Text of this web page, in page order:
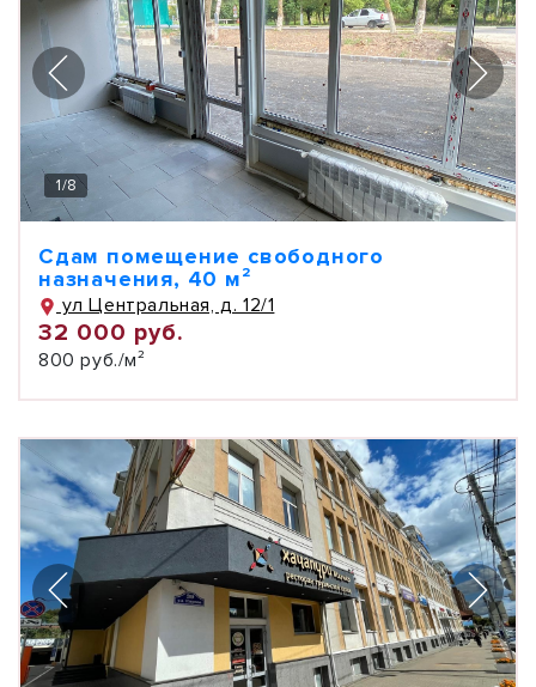
1/8
Сдам помещение свободного
назначения, 40 м²
ул Центральная, д. 12/1
32 000 руб.
800 руб./м²